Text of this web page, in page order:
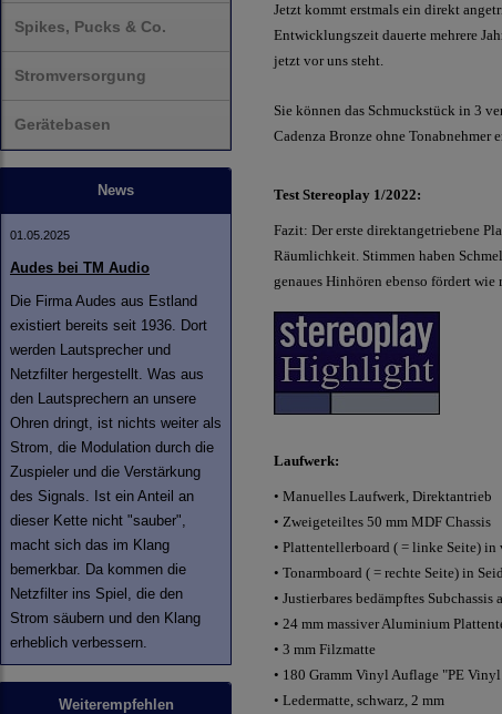
Spikes, Pucks & Co.
Stromversorgung
Gerätebasen
News
01.05.2025
Audes bei TM Audio
Die Firma Audes aus Estland
existiert bereits seit 1936. Dort
werden Lautsprecher und
Netzfilter hergestellt. Was aus
den Lautsprechern an unsere
Ohren dringt, ist nichts weiter als
Strom, die Modulation durch die
Zuspieler und die Verstärkung
des Signals. Ist ein Anteil an
dieser Kette nicht "sauber",
macht sich das im Klang
bemerkbar. Da kommen die
Netzfilter ins Spiel, die den
Strom säubern und den Klang
erheblich verbessern.
Weiterempfehlen
Jetzt kommt erstmals ein direkt
Entwicklungszeit dauerte mehrere
jetzt vor uns steht.
Sie können das Schmuckstück in 3
Cadenza Bronze ohne Tonabnehmer
Test Stereoplay 1/2022:
Fazit: Der erste direktangetriebene
Räumlichkeit. Stimmen haben
genaues Hinhören ebenso fördert
Laufwerk:
• Manuelles Laufwerk, Direktantrieb
• Zweigeteiltes 50 mm MDF Chassis
• Plattentellerboard ( = linke Seite)
• Tonarmboard ( = rechte Seite) in
• Justierbares bedämpftes
• 24 mm massiver Aluminium
• 3 mm Filzmatte
• 180 Gramm Vinyl Auflage "PE
• Ledermatte, schwarz, 2 mm